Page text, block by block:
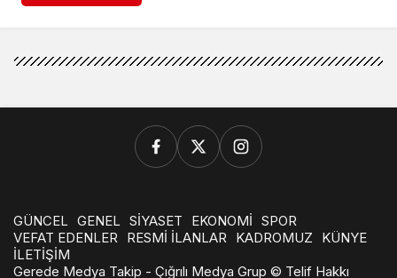
GÜNCEL GENEL SİYASET EKONOMİ SPOR
VEFAT EDENLER
RESMİ İLANLAR KADROMUZ
KÜNYE
İLETİŞİM
Gerede Medya Takip - Çığrılı Medya Grup © Telif Hakkı